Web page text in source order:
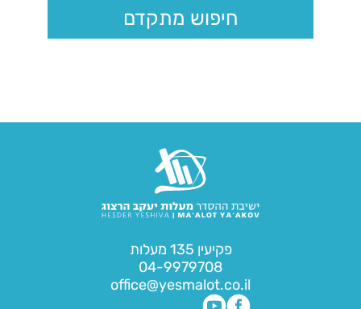
חיפוש מתקדם
פקיעין 135 מעלות
04-9979708
office@yesmalot.co.il